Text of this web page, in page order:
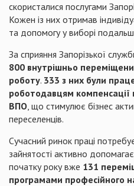
скористалися послугами
Кожен із них отримав
та допомогу у виборі
За сприяння Запорізької
800 внутрішньо
роботу. 333 з них були
роботодавцям компенсації
ВПО, що стимулює бізнес
переселенців.
Сучасний ринок праці
зайнятості активно
початку року вже 131
програмами професійного